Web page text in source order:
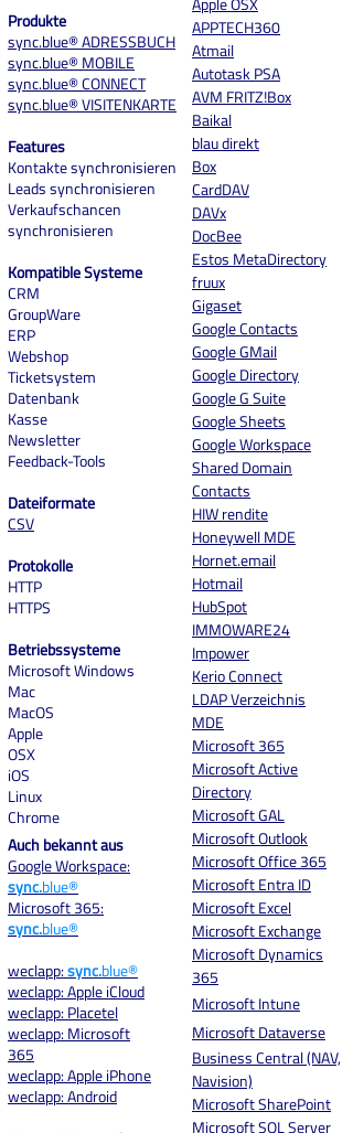
Produkte
sync.blue® ADRESSBUCH
sync.blue® MOBILE
sync.blue® CONNECT
sync.blue® VISITENKARTE
Features
Kontakte synchronisieren
Leads synchronisieren
Verkaufschancen
synchronisieren
Kompatible Systeme
CRM
GroupWare
ERP
Webshop
Ticketsystem
Datenbank
Kasse
Newsletter
Feedback-Tools
Dateiformate
CSV
Protokolle
HTTP
HTTPS
Betriebssysteme
Microsoft Windows
Mac
MacOS
Apple
OSX
iOS
Linux
Chrome
Auch bekannt aus
Google Workspace:
sync.blue®
Microsoft 365:
sync.blue®
weclapp:sync.blue®
weclapp: Apple iCloud
weclapp: Placetel
weclapp: Microsoft
365
weclapp: Apple iPhone
weclapp: Android
APPTECH360
Atmail
Autotask PSA
AVM FRITZ!Box
Baikal
blau direkt
Box
CardDAV
DAVx
DocBee
Estos MetaDirectory
fruux
Gigaset
Google Contacts
Google GMail
Google Directory
Google G Suite
Google Sheets
Google Workspace
Shared Domain
Contacts
HIW rendite
Honeywell MDE
Hornet.email
Hotmail
HubSpot
IMMOWARE24
Impower
Kerio Connect
LDAP Verzeichnis
MDE
Microsoft 365
Microsoft Active
Directory
Microsoft GAL
Microsoft Outlook
Microsoft Office 365
Microsoft Entra ID
Microsoft Excel
Microsoft Exchange
Microsoft Dynamics
365
Microsoft Intune
Microsoft Dataverse
Business Central (NAV,
Navision)
Microsoft SharePoint
Microsoft SQL Server